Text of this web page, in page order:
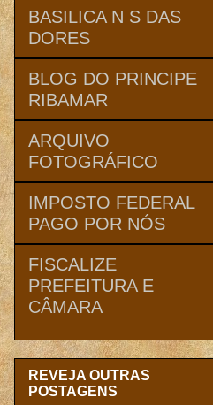
BASILICA N S DAS
DORES
BLOG DO PRINCIPE
RIBAMAR
ARQUIVO
FOTOGRÁFICO
IMPOSTO FEDERAL
PAGO POR NÓS
FISCALIZE
PREFEITURA E
CÂMARA
REVEJA OUTRAS
POSTAGENS